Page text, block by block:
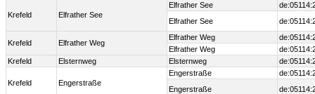
Krefeld Elfrather See
Elfrather See
Elfrather See
Krefeld Elfrather Weg
Elfrather Weg
Elfrather Weg
Krefeld
Elsternweg Elsternweg
Krefeld Engerstraße
Engerstraße
Engerstraße